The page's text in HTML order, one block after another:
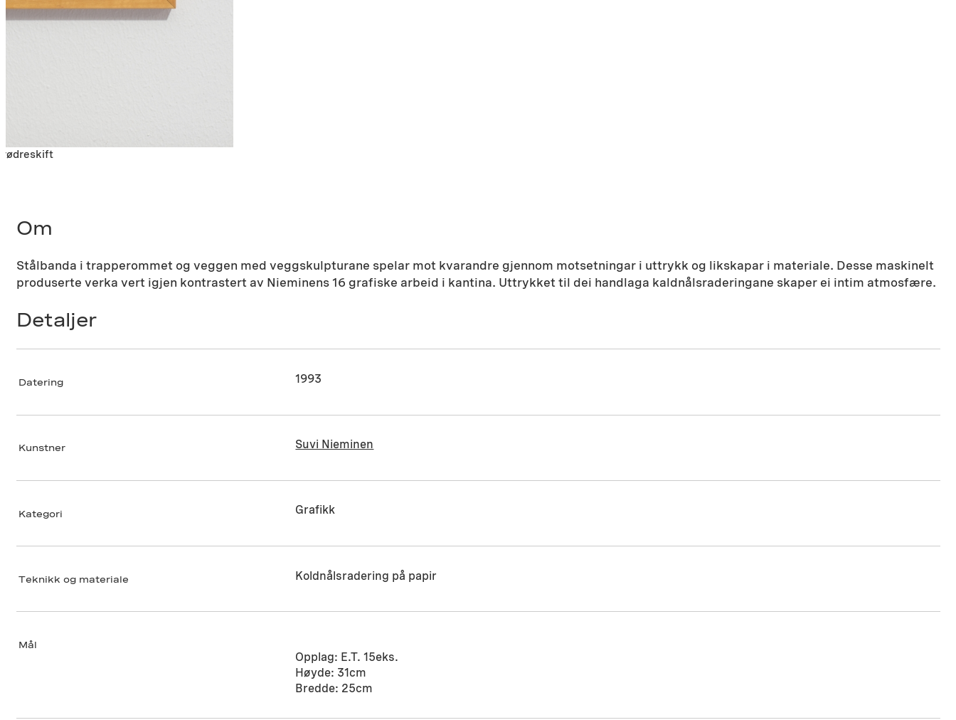
Om
Stålbanda i trapperommet og veggen med veggskulpturane spelar mot kvarandre gjennom motsetningar i uttrykk og likskapar i materiale. Desse maskinelt
produserte verka vert igjen kontrastert av Nieminens 16 grafiske arbeid i kantina. Uttrykket til dei handlaga kaldnålsraderingane skaper ei intim atmosfære.
Detaljer
Datering 1993
Kunstner Suvi Nieminen
Kategori Grafikk
Teknikk og materiale Koldnålsradering på papir
Mål
Opplag: E.T. 15eks.
Høyde: 31cm
Bredde: 25cm